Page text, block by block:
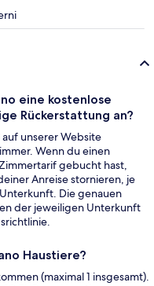
eine kostenlose
Rückerstattung an?
unserer Website
Wenn du einen
gebucht hast,
Anreise stornieren, je
Die genauen
der jeweiligen Unterkunft
Haustiere?
(maximal 1 insgesamt).